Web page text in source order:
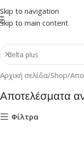
Skip to navigation
Skip to main content
Αρχική σελίδα Shop
Αποτελέσματα
Φίλτρα